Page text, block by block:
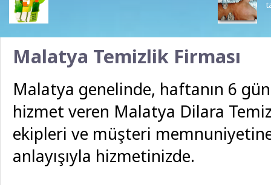
Malatya Temizlik Firması
Malatya genelinde, haftanın 6
hizmet veren Malatya Dilara
ekipleri ve müşteri
anlayışıyla hizmetinizde.